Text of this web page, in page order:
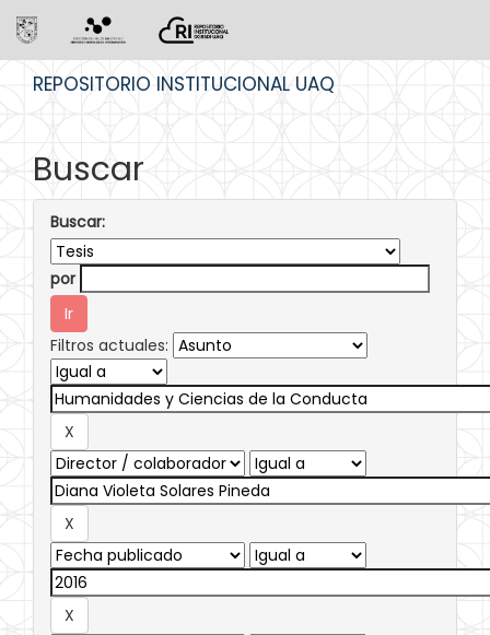
REPOSITORIO INSTITUCIONAL UAQ
Buscar
Buscar:
por
Filtros actuales: